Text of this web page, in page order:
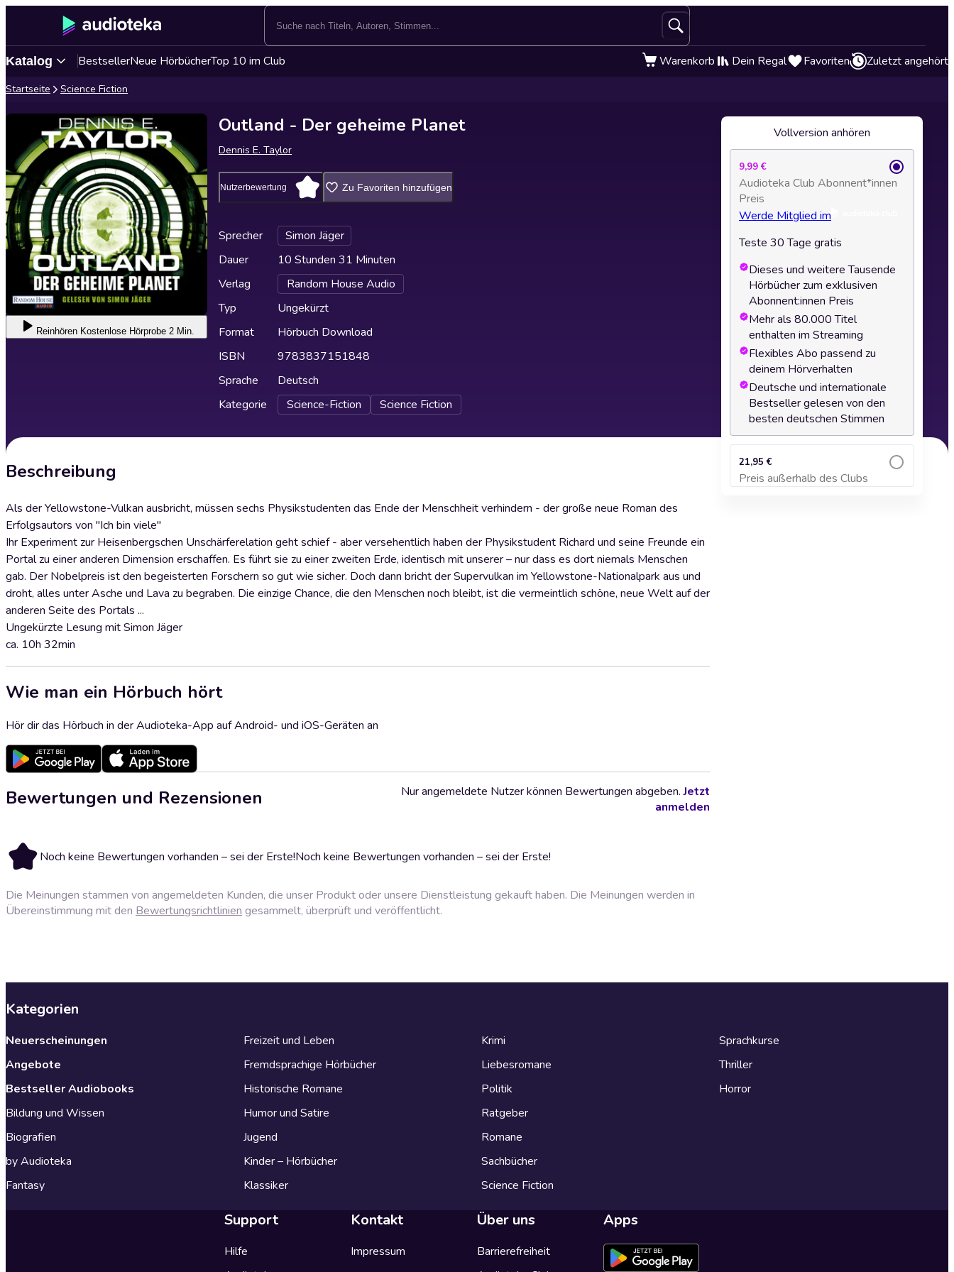
Katalog BestsellerNeue HörbücherTop 10 im Club Warenkorb Dein Regal Favoriten Zuletzt angehört
Startseite Science Fiction
Reinhören Kostenlose Hörprobe 2 Min.
Outland - Der geheime Planet
Dennis E. Taylor
Nutzerbewertung Zu Favoriten hinzufügen
Sprecher
Simon Jäger
Dauer
10 Stunden 31 Minuten
Verlag
Random House Audio
Typ
Ungekürzt
Format
Hörbuch Download
ISBN
9783837151848
Sprache
Deutsch
Kategorie
Science-Fiction Science Fiction
Beschreibung
Als der Yellowstone-Vulkan ausbricht, müssen sechs Physikstudenten das Ende der Menschheit verhindern - der große neue Roman des
Erfolgsautors von "Ich bin viele"
Ihr Experiment zur Heisenbergschen Unschärferelation geht schief - aber versehentlich haben der Physikstudent Richard und seine Freunde ein
Portal zu einer anderen Dimension erschaffen. Es führt sie zu einer zweiten Erde, identisch mit unserer – nur dass es dort niemals Menschen
gab. Der Nobelpreis ist den begeisterten Forschern so gut wie sicher. Doch dann bricht der Supervulkan im Yellowstone-Nationalpark aus und
droht, alles unter Asche und Lava zu begraben. Die einzige Chance, die den Menschen noch bleibt, ist die vermeintlich schöne, neue Welt auf der
anderen Seite des Portals ...
Ungekürzte Lesung mit Simon Jäger
ca. 10h 32min
Wie man ein Hörbuch hört
Hör dir das Hörbuch in der Audioteka-App auf Android- und iOS-Geräten an
Bewertungen und Rezensionen
Noch keine Bewertungen vorhanden – sei der Erste!Noch keine Bewertungen vorhanden – sei der Erste!
Nur angemeldete Nutzer können Bewertungen abgeben.Jetzt
anmelden
Die Meinungen stammen von angemeldeten Kunden, die unser Produkt oder unsere Dienstleistung gekauft haben. Die Meinungen werden in
Übereinstimmung mit den Bewertungsrichtlinien gesammelt, überprüft und veröffentlicht.
Vollversion anhören
9,99 €
Audioteka Club Abonnent*innen
Preis
Werde Mitglied im
Teste 30 Tage gratis
Dieses und weitere Tausende
Hörbücher zum exklusiven
Abonnent:innen Preis
Mehr als 80.000 Titel
enthalten im Streaming
Flexibles Abo passend zu
deinem Hörverhalten
Deutsche und internationale
Bestseller gelesen von den
besten deutschen Stimmen
21,95 €
Preis außerhalb des Clubs
Zum Warenkorb hinzufügen
Kategorien
Neuerscheinungen
Angebote
Bestseller Audiobooks
Bildung und Wissen
Biografien
by Audioteka
Fantasy
Freizeit und Leben
Fremdsprachige Hörbücher
Historische Romane
Humor und Satire
Jugend
Kinder – Hörbücher
Klassiker
Krimi
Liebesromane
Politik
Ratgeber
Romane
Sachbücher
Science Fiction
Sprachkurse
Thriller
Horror
Support
Hilfe
Kontakt
Impressum
Über uns
Barrierefreiheit
Apps